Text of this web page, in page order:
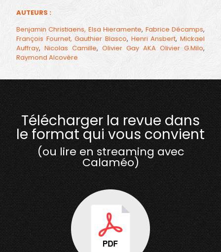
AUTEURS :
Benjamin Christiaens, Elsa Hieramente, Fabrice Décamps,
François Fournet, Gauthier Blasco, Henri Ansbert,Mickael
Auffray, Nicolas Camille, Olivier Gay AKA Olivier G.Milo,
Raymond Alcovère
Télécharger la revue dans
le format qui vous convient
(ou lire en streaming avec
Calaméo)